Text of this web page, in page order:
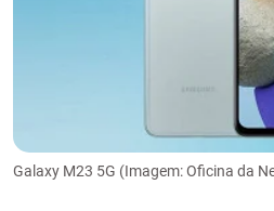
Galaxy M23 5G (Imagem: Oficina da